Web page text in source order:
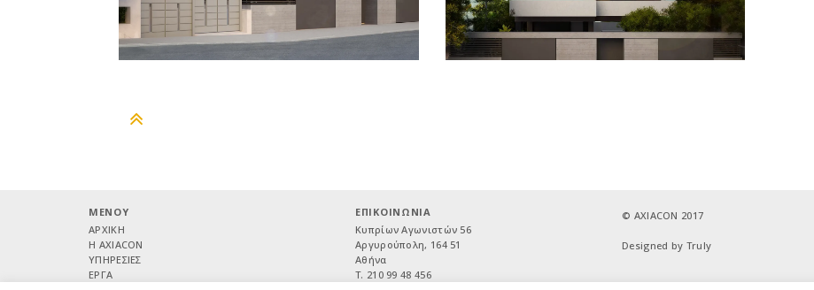
MENOY
ΑΡΧΙΚΗ
H AXIACON
ΥΠΗΡΕΣΙΕΣ
ΕΡΓΑ
ΕΠΙΚΟΙΝΩΝΙΑ
Κυπρίων Αγωνιστών 56
Αργυρούπολη, 164 51
Αθήνα
Τ. 210 99 48 456
© AXIACON 2017
Designed by Truly